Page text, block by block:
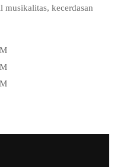
musikalitas, kecerdasan